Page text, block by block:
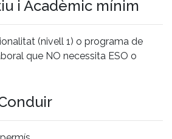
i Acadèmic mínim
(nivell 1) o programa de
que NO necessita ESO o